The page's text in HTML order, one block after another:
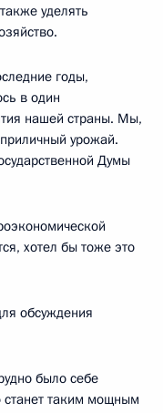
уделять
годы,
в один
нашей страны. Мы,
урожай.
Думы
хотел бы тоже это
обсуждения
было себе
станет таким мощным